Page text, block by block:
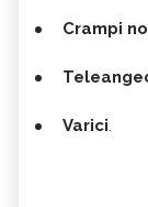
Crampi
Varici.